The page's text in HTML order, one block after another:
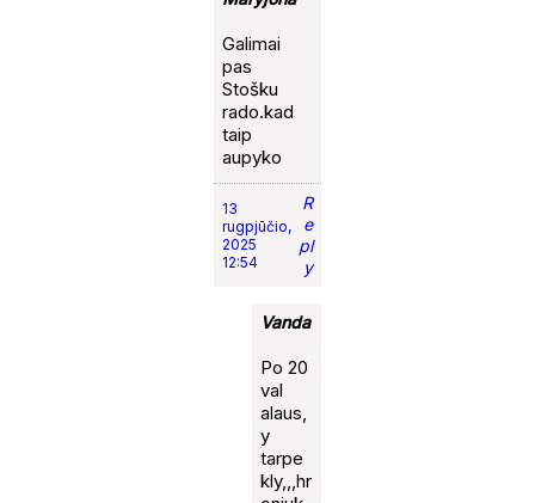
Galimai
pas
Stošku
rado.kad
taip
aupyko
13
rugpjūčio,
2025
12:54
R
e
pl
y
Vanda
Po 20
val
alaus,
y
tarpe
kly,,,hr